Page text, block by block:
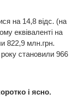
на 14,8 відс. (на
еквіваленті на
822,9 млн.грн.
становили 966
і ясно.